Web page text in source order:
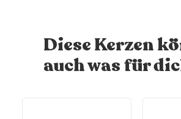
Diese Kerzen
auch was für